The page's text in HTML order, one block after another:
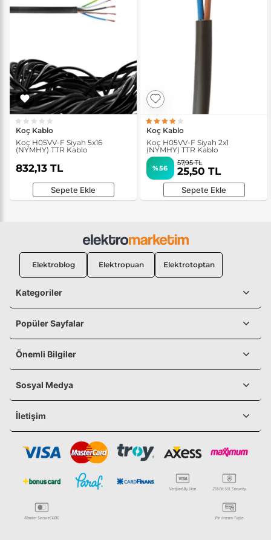
Koç Kablo
Koç H05VV-F Siyah 5x16
(NYMHY) TTR Kablo
832,13 TL
Sepete Ekle
Koç Kablo
Koç H05VV-F Siyah 2x1
(NYMHY) TTR Kablo
%56
57,95 TL
25,50 TL
Sepete Ekle
Elektroblog Elektropuan Elektrotoptan
Kategoriler
Popüler Sayfalar
Önemli Bilgiler
Sosyal Medya
İletişim